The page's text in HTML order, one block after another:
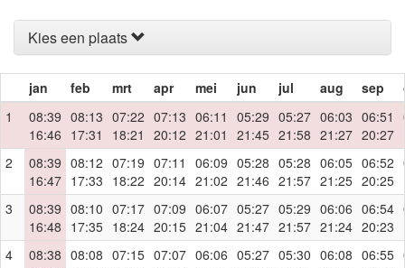
Kies een plaats
jan feb mrt apr mei jun jul aug sep
1
08:39
16:46
08:13
17:31
07:22
18:21
07:13
20:12
06:11
21:01
05:29
21:45
05:27
21:58
06:03
21:27
06:51
20:27
2
08:39
16:47
08:12
17:33
07:19
18:22
07:11
20:14
06:09
21:02
05:28
21:46
05:28
21:57
06:05
21:25
06:52
20:25
3
08:39
16:48
08:10
17:35
07:17
18:24
07:09
20:15
06:07
21:04
05:27
21:47
05:29
21:57
06:06
21:24
06:54
20:23
4
08:38 08:08 07:15 07:07 06:06 05:27 05:30 06:08 06:55